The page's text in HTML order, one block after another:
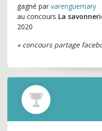
gagné par varenguemary
au concours La
2020
« concours partage